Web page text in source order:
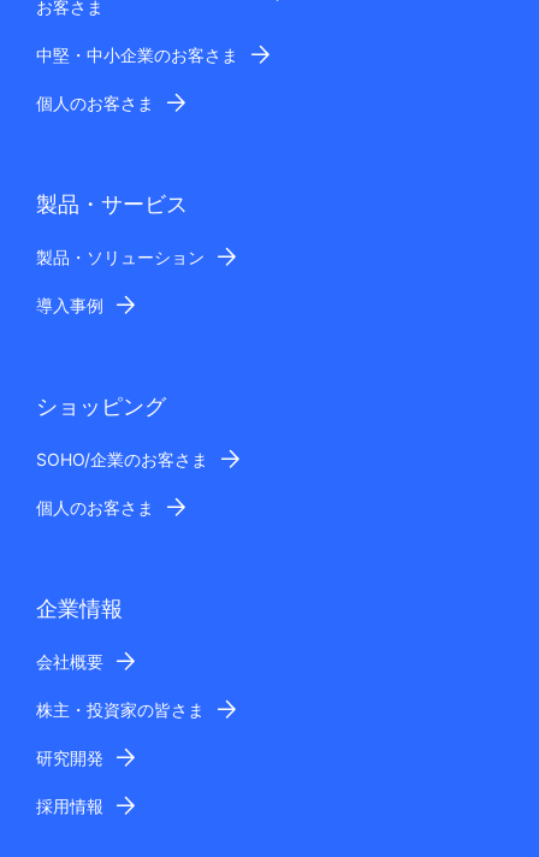
お客さま
中堅・中小企業のお客さま
個人のお客さま
製品・サービス
製品・ソリューション
導入事例
ショッピング
SOHO/企業のお客さま
個人のお客さま
企業情報
会社概要
株主・投資家の皆さま
研究開発
採用情報